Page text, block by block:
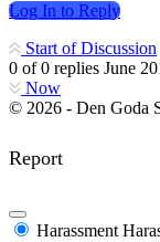
Log In to Reply
Start of Discussion
0 of0 replies June
Now
© 2026 - Den Goda
Report
Harassment